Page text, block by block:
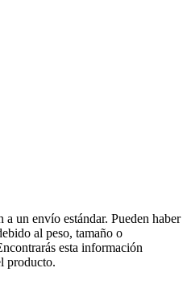
un envío estándar. Pueden haber
al peso, tamaño o
esta información
producto.